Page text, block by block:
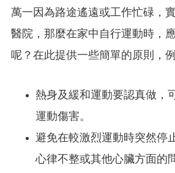
萬一因為路途遙遠或工作忙碌，
醫院，那麼在家中自行運動時，
呢？在此提供一些簡單的原則，例
熱身及緩和運動要認真做，
運動傷害。
避免在較激烈運動時突然停
心律不整或其他心臟方面的